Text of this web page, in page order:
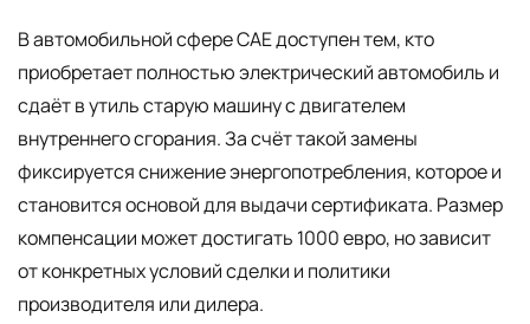
В автомобильной сфере CAE доступен тем, кто
приобретает полностью электрический автомобиль и
сдаёт в утиль старую машину с двигателем
внутреннего сгорания. За счёт такой замены
фиксируется снижение энергопотребления, которое и
становится основой для выдачи сертификата. Размер
компенсации может достигать 1000 евро, но зависит
от конкретных условий сделки и политики
производителя или дилера.